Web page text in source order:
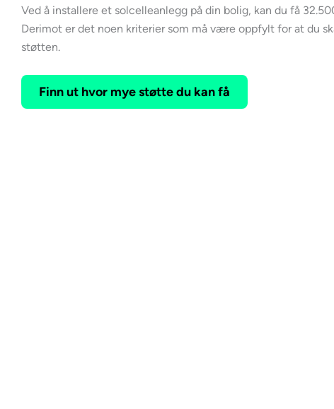
Ved å installere et solcelleanlegg på din bolig, kan du få
Derimot er det noen kriterier som må være oppfylt for at du
støtten.
Finn ut hvor mye støtte du kan få